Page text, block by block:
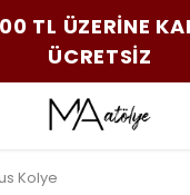
TL ÜZERİNE
ÜCRETSİZ
Kolye